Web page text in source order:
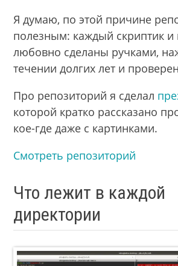
Я думаю, по этой причине
полезным: каждый скриптик
любовно сделаны ручками,
течении долгих лет и
Про репозиторий я сделал
которой кратко рассказано
кое-где даже с картинками.
Смотреть репозиторий
Что лежит в каждой
директории